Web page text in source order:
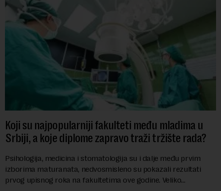
Koji su najpopularniji fakulteti među mladima u
Srbiji, a koje diplome zapravo traži tržište rada?
Psihologija, medicina i stomatologija su i dalje među prvim
izborima maturanata, nedvosmisleno su pokazali rezultati
prvog upisnog roka na fakultetima ove godine. Veliko